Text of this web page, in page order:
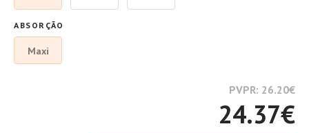
ABSORÇÃO
Maxi
PVPR: 26.20€
24.37€